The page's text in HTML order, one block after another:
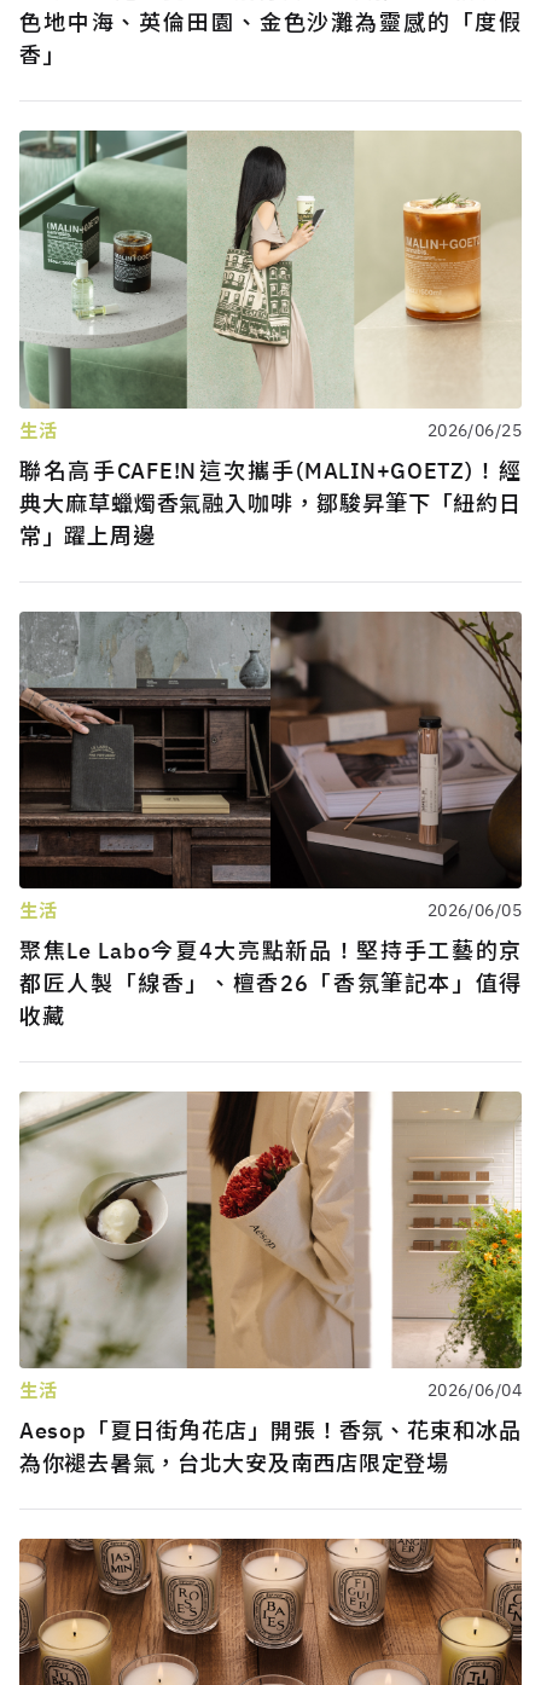
色地中海、英倫田園、金色沙灘為靈感的「度假
香」
生活 2026/06/25
聯名高手CAFE!N這次攜手(MALIN+GOETZ)！經
典大麻草蠟燭香氣融入咖啡，鄒駿昇筆下「紐約日
常」躍上周邊
生活 2026/06/05
聚焦Le Labo今夏4大亮點新品！堅持手工藝的京
都匠人製「線香」、檀香26「香氛筆記本」值得
收藏
生活 2026/06/04
Aesop「夏日街角花店」開張！香氛、花束和冰品
為你褪去暑氣，台北大安及南西店限定登場